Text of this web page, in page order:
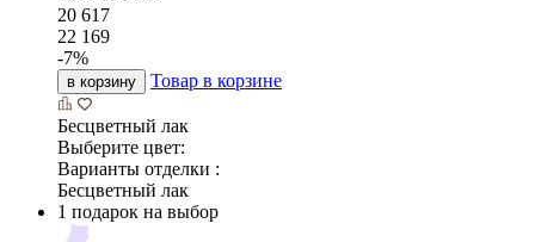
20 617
22 169
-7%
в корзину Товар в корзине
Бесцветный лак
Выберите цвет:
Варианты отделки :
Бесцветный лак
1 подарок на выбор